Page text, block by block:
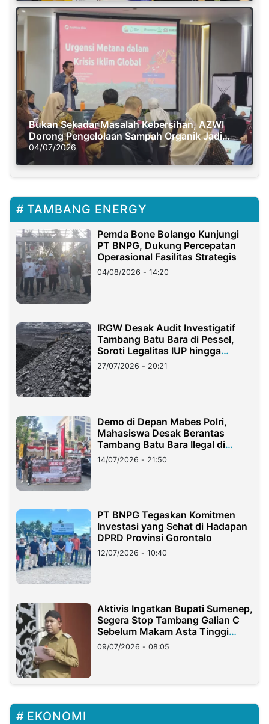
Bukan Sekadar Masalah Kebersihan, AZWI
Dorong Pengelolaan Sampah Organik Jadi
Solusi Krisis Iklim
04/07/2026
TAMBANG ENERGY
Pemda Bone Bolango Kunjungi
PT BNPG, Dukung Percepatan
Operasional Fasilitas Strategis
04/08/2026 - 14:20
IRGW Desak Audit Investigatif
Tambang Batu Bara di Pessel,
Soroti Legalitas IUP hingga
Stockpile
27/07/2026 - 20:21
Demo di Depan Mabes Polri,
Mahasiswa Desak Berantas
Tambang Batu Bara Ilegal di
Lampung
14/07/2026 - 21:50
PT BNPG Tegaskan Komitmen
Investasi yang Sehat di Hadapan
DPRD Provinsi Gorontalo
12/07/2026 - 10:40
Aktivis Ingatkan Bupati Sumenep,
Segera Stop Tambang Galian C
Sebelum Makam Asta Tinggi
Longsor
09/07/2026 - 08:05
EKONOMI